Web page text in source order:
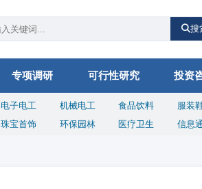
搜
专项调研 可行性研究 投资
电子电工 机械电工 食品饮料 服装
珠宝首饰 环保园林 医疗卫生 信息